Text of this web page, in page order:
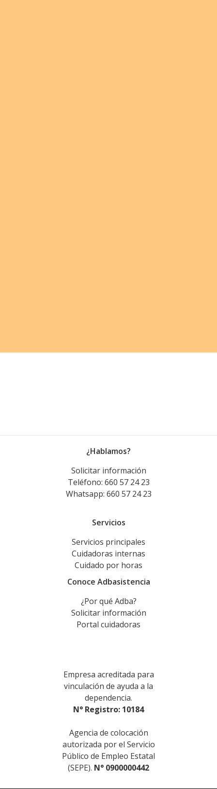
¿Hablamos?
Solicitar información
Teléfono: 660 57 24 23
Whatsapp: 660 57 24 23
Servicios
Servicios principales
Cuidadoras internas
Cuidado por horas
Conoce Adbasistencia
¿Por qué Adba?
Solicitar información
Portal cuidadoras
Empresa acreditada para
vinculación de ayuda a la
dependencia.
N° Registro: 10184
Agencia de colocación
autorizada por el Servicio
Público de Empleo Estatal
(SEPE). N° 0900000442